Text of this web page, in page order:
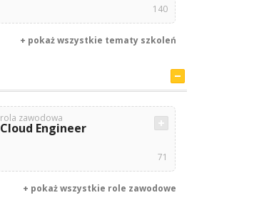
140
+ pokaż wszystkie tematy szkoleń
rola zawodowa
Cloud Engineer
71
+ pokaż wszystkie role zawodowe